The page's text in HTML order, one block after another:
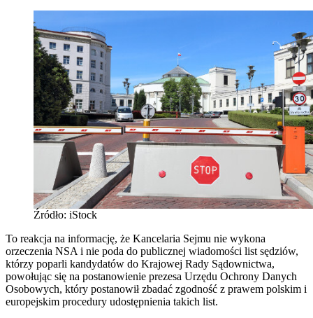
Źródło: iStock
To reakcja na informację, że Kancelaria Sejmu nie wykona
orzeczenia NSA i nie poda do publicznej wiadomości list sędziów,
którzy poparli kandydatów do Krajowej Rady Sądownictwa,
powołując się na postanowienie prezesa Urzędu Ochrony Danych
Osobowych, który postanowił zbadać zgodność z prawem polskim i
europejskim procedury udostępnienia takich list.